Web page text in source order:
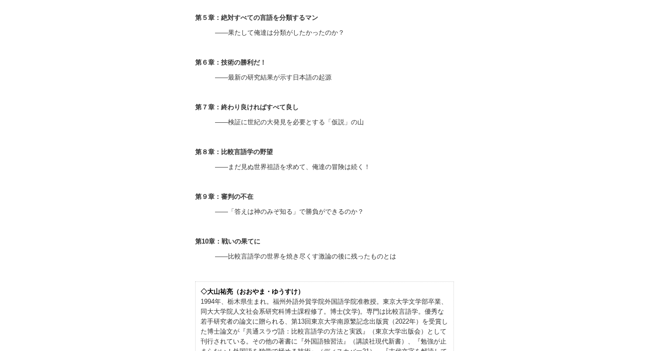
第５章：絶対すべての言語を分類するマン
――果たして俺達は分類がしたかったのか？
第６章：技術の勝利だ！
――最新の研究結果が示す日本語の起源
第７章：終わり良ければすべて良し
――検証に世紀の大発見を必要とする「仮説」の山
第８章：比較言語学の野望
――まだ見ぬ世界祖語を求めて、俺達の冒険は続く！
第９章：審判の不在
――「答えは神のみぞ知る」で勝負ができるのか？
第10章：戦いの果てに
――比較言語学の世界を焼き尽くす激論の後に残ったものとは
◇大山祐亮（おおやま・ゆうすけ）
1994年、栃木県生まれ。福州外語外貿学院外国語学院准教授。東京大学文学部卒業、
同大大学院人文社会系研究科博士課程修了。博士(文学)。専門は比較言語学。優秀な
若手研究者の論文に贈られる、第13回東京大学南原繁記念出版賞（2022年）を受賞し
た博士論文が『共通スラヴ語：比較言語学の方法と実践』（東京大学出版会）として
刊行されている。その他の著書に『外国語独習法』（講談社現代新書）、『勉強が止